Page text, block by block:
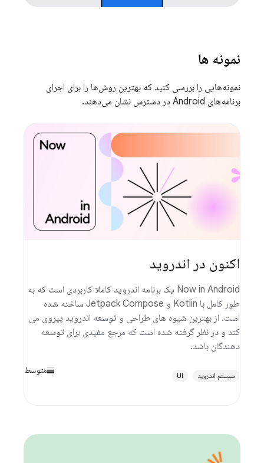
نمونه ها
نمونه‌هایی را بررسی کنید که بهترین روش‌ها را برای اجرای
برنامه‌های Android در دسترس نشان می‌دهند.
اکنون در اندروید
Now in Android یک برنامه اندروید کاملا کاربردی است که به
طور کامل با Kotlin و Jetpack Compose ساخته شده
است. از بهترین شیوه های طراحی و توسعه اندروید پیروی می
کند و در نظر گرفته شده است که مرجع مفیدی برای توسعه
دهندگان باشد.
سیستم اندروید UI
متوسط